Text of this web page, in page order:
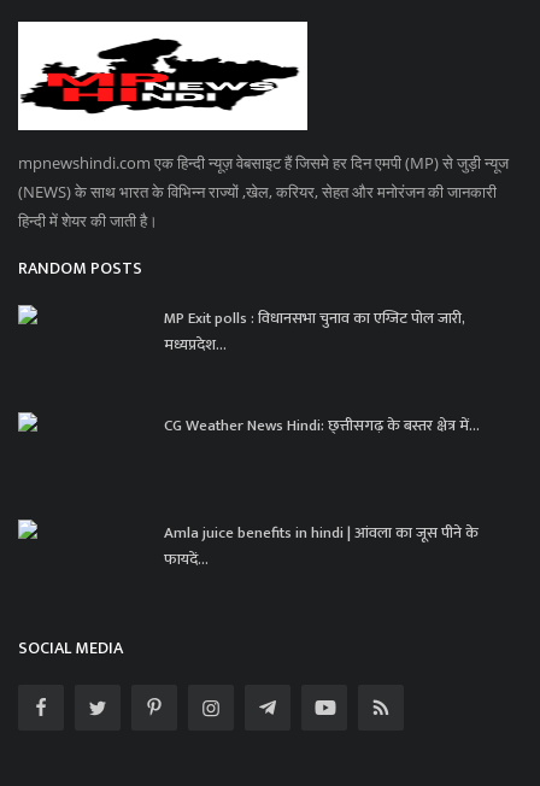
mpnewshindi.com एक हिन्दी न्यूज़ वेबसाइट हैं जिसमे हर दिन एमपी (MP) से जुड़ी न्यूज
(NEWS) के साथ भारत के विभिन्न राज्यों ,खेल, करियर, सेहत और मनोरंजन की जानकारी
हिन्दी में शेयर की जाती है।
RANDOM POSTS
MP Exit polls : विधानसभा चुनाव का एग्जिट पोल जारी,
मध्यप्रदेश...
CG Weather News Hindi: छ्त्तीसगढ़ के बस्तर क्षेत्र में...
Amla juice benefits in hindi | आंवला का जूस पीने के
फायदें...
SOCIAL MEDIA